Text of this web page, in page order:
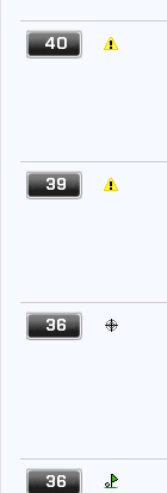
40
39
36
36